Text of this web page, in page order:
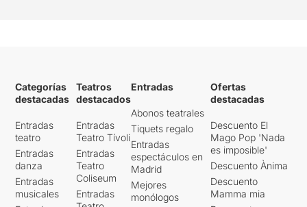
Categorías
destacadas
Entradas
teatro
Entradas
danza
Entradas
musicales
Teatros
destacados
Entradas
Teatro Tívoli
Entradas
Teatro
Coliseum
Entradas
Entradas
Abonos teatrales
Tiquets regalo
Entradas
espectáculos en
Madrid
Mejores
monólogos
Ofertas
destacadas
Descuento El
Mago Pop 'Nada
es imposible'
Descuento Ànima
Descuento
Mamma mia